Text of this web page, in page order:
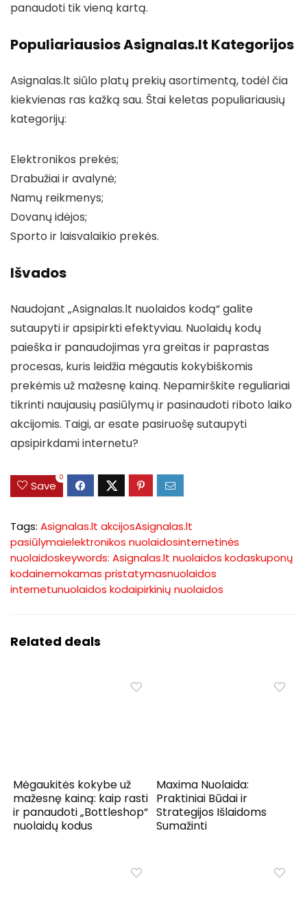
panaudoti tik vieną kartą.
Populiariausios Asignalas.lt Kategorijos
Asignalas.lt siūlo platų prekių asortimentą, todėl čia
kiekvienas ras kažką sau. Štai keletas populiariausių
kategorijų:
Elektronikos prekės;
Drabužiai ir avalynė;
Namų reikmenys;
Dovanų idėjos;
Sporto ir laisvalaikio prekės.
Išvados
Naudojant „Asignalas.lt nuolaidos kodą“ galite
sutaupyti ir apsipirkti efektyviau. Nuolaidų kodų
paieška ir panaudojimas yra greitas ir paprastas
procesas, kuris leidžia mėgautis kokybiškomis
prekėmis už mažesnę kainą. Nepamirškite reguliariai
tikrinti naujausių pasiūlymų ir pasinaudoti riboto laiko
akcijomis. Taigi, ar esate pasiruošę sutaupyti
apsipirkdami internetu?
Save
0
Tags: Asignalas.lt akcijosAsignalas.lt
pasiūlymaielektronikos nuolaidosinternetinės
nuolaidoskeywords: Asignalas.lt nuolaidos kodaskuponų
kodainemokamas pristatymasnuolaidos
internetunuolaidos kodaipirkinių nuolaidos
Related deals
Mėgaukitės kokybe už
mažesnę kainą: kaip rasti
ir panaudoti „Bottleshop“
nuolaidų kodus
Maxima Nuolaida:
Praktiniai Būdai ir
Strategijos Išlaidoms
Sumažinti